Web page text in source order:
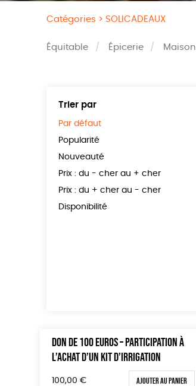
Catégories > SOLICADEAUX
Équitable Épicerie Maison
Trier par
Par défaut
Popularité
Nouveauté
Prix : du - cher au + cher
Prix : du + cher au - cher
Disponibilité
DON DE 100 EUROS – PARTICIPATION À
L’ACHAT D’UN KIT D’IRRIGATION
100,00 € Ajouter au panier